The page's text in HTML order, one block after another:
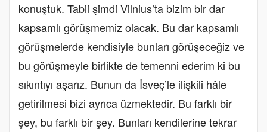
konuştuk. Tabii şimdi Vilnius’ta bizim bir dar
kapsamlı görüşmemiz olacak. Bu dar kapsamlı
görüşmelerde kendisiyle bunları görüşeceğiz ve
bu görüşmeyle birlikte de temenni ederim ki bu
sıkıntıyı aşarız. Bunun da İsveç’le ilişkili hâle
getirilmesi bizi ayrıca üzmektedir. Bu farklı bir
şey, bu farklı bir şey. Bunları kendilerine tekrar